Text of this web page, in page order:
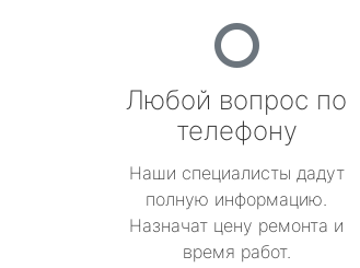
Любой вопрос по
телефону
Наши специалисты дадут
полную информацию.
Назначат цену ремонта и
время работ.